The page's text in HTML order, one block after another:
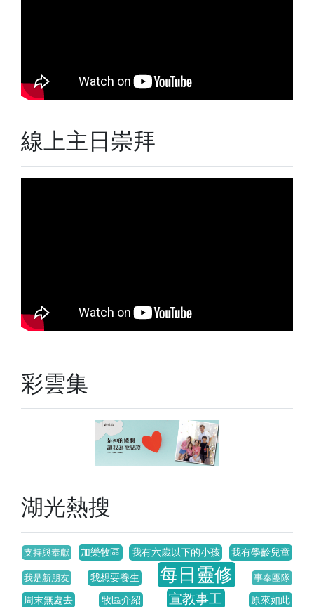
線上主日崇拜
彩雲集
湖光熱搜
支持與奉獻 加樂牧區 我有六歲以下的小孩 我有學齡兒童
我是新朋友 我想要養生 每日靈修 事奉團隊
周末無處去 牧區介紹 宣教事工 原來如此